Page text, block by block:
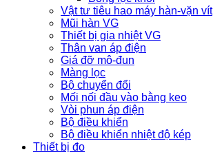
Vật tư tiêu hao máy hàn-vặn vít
Mũi hàn VG
Thiết bị gia nhiệt VG
Thân van áp điện
Giá đỡ mô-đun
Màng lọc
Bộ chuyển đổi
Mối nối đầu vào bằng keo
Vòi phun áp điện
Bộ điều khiển
Bộ điều khiển nhiệt độ kép
Thiết bị đo